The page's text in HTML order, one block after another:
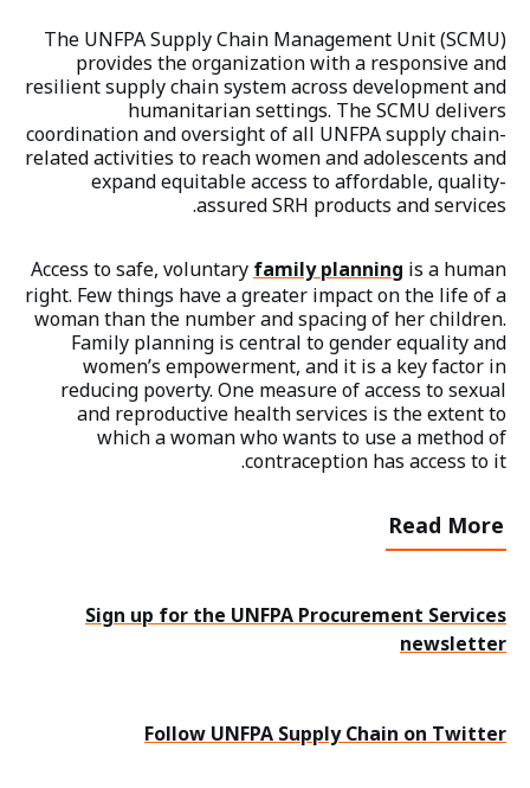
The UNFPA Supply Chain Management Unit (SCMU)
provides the organization with a responsive and
resilient supply chain system across development and
humanitarian settings. The SCMU delivers
coordination and oversight of all UNFPA supply chain-
related activities to reach women and adolescents and
expand equitable access to affordable, quality-
assured SRH products and services.
Access to safe, voluntaryfamily planningis a human
right. Few things have a greater impact on the life of a
woman than the number and spacing of her children.
Family planning is central to gender equality and
women’s empowerment, and it is a key factor in
reducing poverty. One measure of access to sexual
and reproductive health services is the extent to
which a woman who wants to use a method of
contraception has access to it.
Read More
follow
cards
Sign up for the UNFPA Procurement Services
newsletter
Follow UNFPA Supply Chain on Twitter